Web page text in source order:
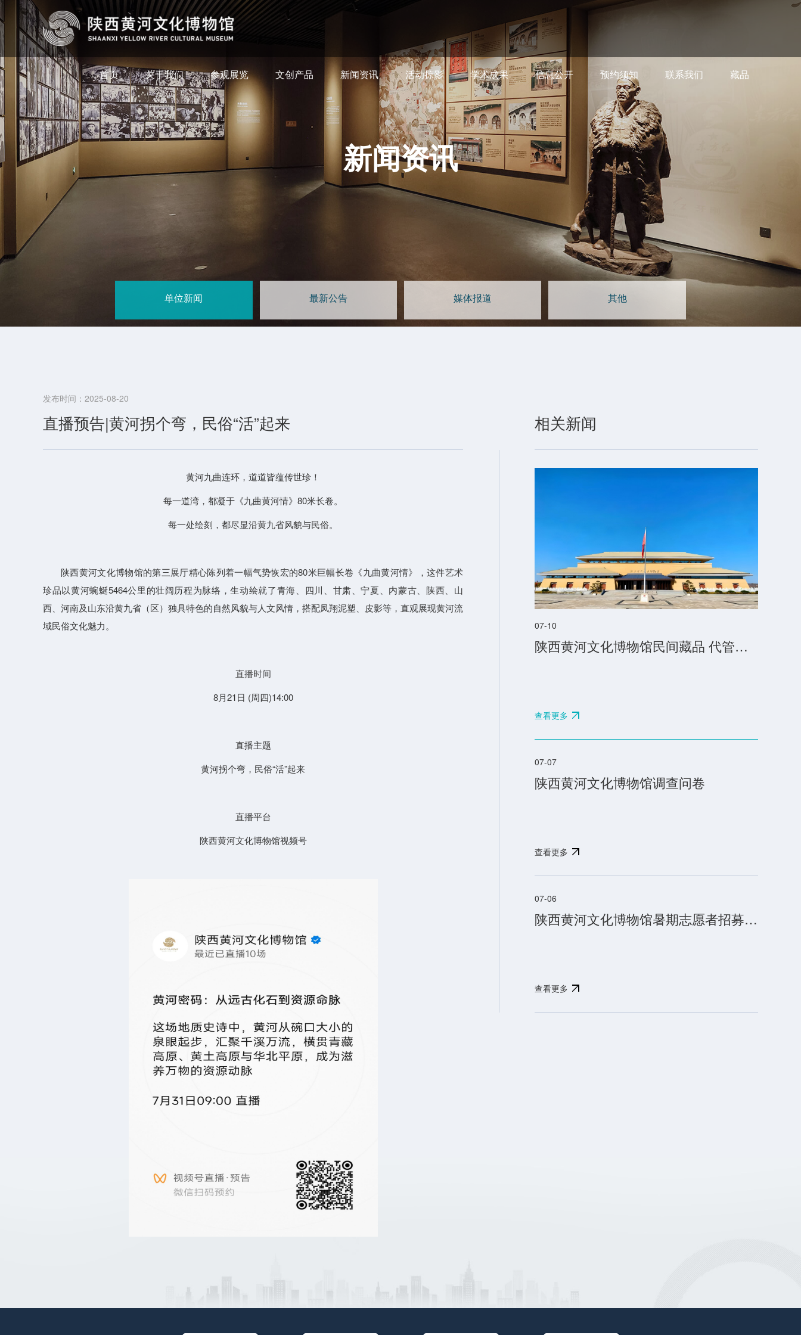
首页 关于我们 参观展览 文创产品 新闻资讯 活动掠影 学术成果 信息公开 预约须知 联系我们 藏品
新闻资讯
单位新闻 最新公告 媒体报道 其他
相关新闻
07-10
陕西黄河文化博物馆民间藏品 代管、鉴定、养护修复及文物咨询社会服务管理规章制度
查看更多
07-07
陕西黄河文化博物馆调查问卷
查看更多
07-06
陕西黄河文化博物馆暑期志愿者招募公告
查看更多
发布时间：2025-08-20
直播预告|黄河拐个弯，民俗“活”起来
黄河九曲连环，道道皆蕴传世珍！
每一道湾，都凝于《九曲黄河情》80米长卷。
每一处绘刻，都尽显沿黄九省风貌与民俗。
陕西黄河文化博物馆的第三展厅精心陈列着一幅气势恢宏的80米巨幅长卷《九曲黄河情》，这件艺术
珍品以黄河蜿蜒5464公里的壮阔历程为脉络，生动绘就了青海、四川、甘肃、宁夏、内蒙古、陕西、山
西、河南及山东沿黄九省（区）独具特色的自然风貌与人文风情，搭配凤翔泥塑、皮影等，直观展现黄河流
域民俗文化魅力。
直播时间
8月21日 (周四)14:00
直播主题
黄河拐个弯，民俗“活”起来
直播平台
陕西黄河文化博物馆视频号